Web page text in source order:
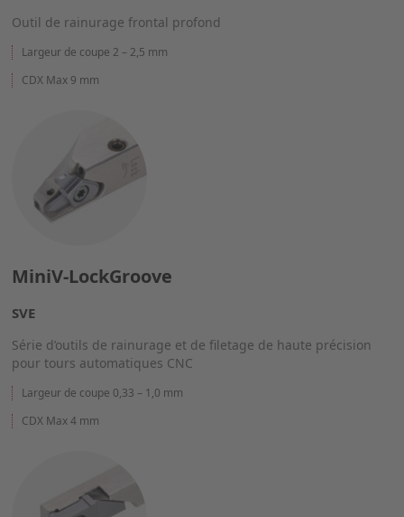
Outil de rainurage frontal profond
Largeur de coupe 2 – 2,5 mm
CDX Max 9 mm
MiniV-LockGroove
SVE
Série d’outils de rainurage et de filetage de haute précision
pour tours automatiques CNC
Largeur de coupe 0,33 – 1,0 mm
CDX Max 4 mm